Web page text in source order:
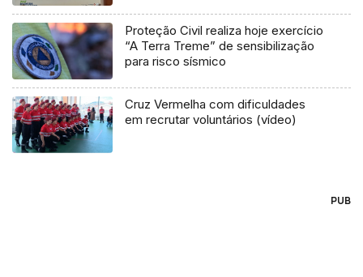
Proteção Civil realiza hoje exercício
“A Terra Treme” de sensibilização
para risco sísmico
Cruz Vermelha com dificuldades
em recrutar voluntários (vídeo)
PUB